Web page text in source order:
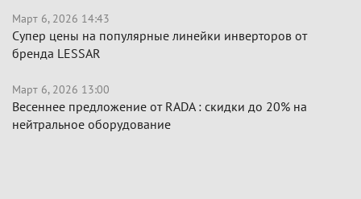
Март 6, 2026 14:43
Супер цены на популярные линейки инверторов от
бренда LESSAR
Март 6, 2026 13:00
Весеннее предложение от RADA : скидки до 20% на
нейтральное оборудование